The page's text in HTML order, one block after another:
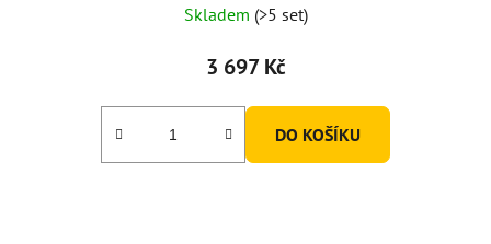
Skladem (>5 set)
3 697 Kč
DO KOŠÍKU